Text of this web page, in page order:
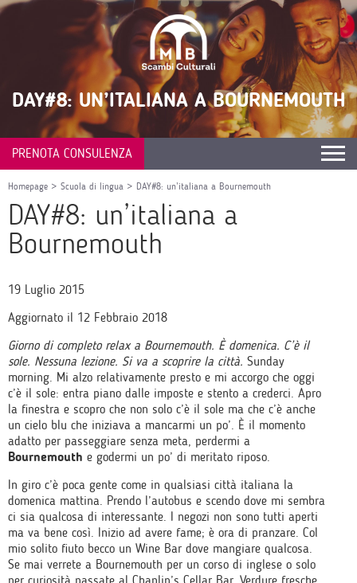
DAY#8: UN’ITALIANA A BOURNEMOUTH
PRENOTA CONSULENZA
Homepage > Scuola di lingua > DAY#8: un’italiana a Bournemouth
DAY#8: un’italiana a
Bournemouth
19 Luglio 2015
Aggiornato il 12 Febbraio 2018
Giorno di completo relax a Bournemouth. È domenica. C’è il
sole. Nessuna lezione. Si va a scoprire la città. Sunday
morning. Mi alzo relativamente presto e mi accorgo che oggi
c’è il sole: entra piano dalle imposte e stento a crederci. Apro
la finestra e scopro che non solo c’è il sole ma che c’è anche
un cielo blu che iniziava a mancarmi un po’. È il momento
adatto per passeggiare senza meta, perdermi a
Bournemouth e godermi un po’ di meritato riposo.
In giro c’è poca gente come in qualsiasi città italiana la
domenica mattina. Prendo l’autobus e scendo dove mi sembra
ci sia qualcosa di interessante. I negozi non sono tutti aperti
ma va bene così. Inizio ad avere fame; è ora di pranzare. Col
mio solito fiuto becco un Wine Bar dove mangiare qualcosa.
Se mai verrete a Bournemouth per un corso di inglese o solo